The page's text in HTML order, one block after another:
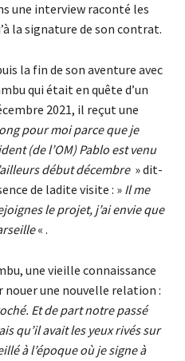
une interview raconté les
la signature de son contrat.
la fin de son aventure avec
qui était en quête d’un
2021, il reçut une
pour moi parce que je
(de l’OM) Pablo est venu
début décembre» dit-
de ladite visite : » Il me
le projet, j’ai envie que
« .
une vieille connaissance
nouer une nouvelle relation :
Et de part notre passé
qu’il avait les yeux rivés sur
à l’époque où je signe à